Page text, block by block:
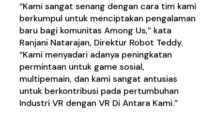
“Kami sangat senang dengan cara tim kami
berkumpul untuk menciptakan pengalaman
baru bagi komunitas Among Us,” kata
Ranjani Natarajan, Direktur Robot Teddy.
“Kami menyadari adanya peningkatan
permintaan untuk game sosial,
multipemain, dan kami sangat antusias
untuk berkontribusi pada pertumbuhan
Industri VR dengan VR Di Antara Kami.”